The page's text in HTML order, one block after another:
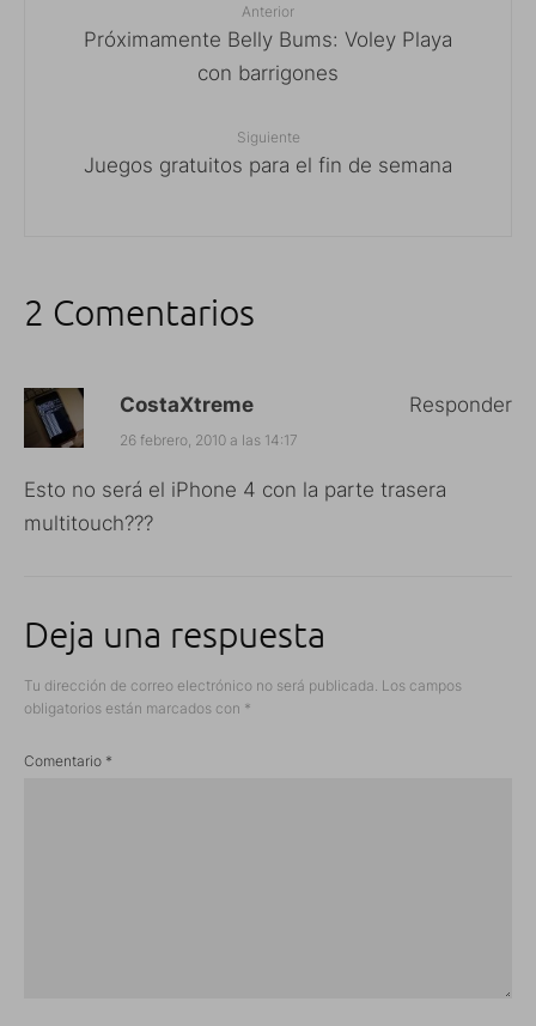
Anterior
Próximamente Belly Bums: Voley Playa
con barrigones
Siguiente
Juegos gratuitos para el fin de semana
2 Comentarios
CostaXtreme
26 febrero, 2010 a las 14:17
Esto no será el iPhone 4 con la parte trasera
multitouch???
Responder
Deja una respuesta
Tu dirección de correo electrónico no será publicada. Los campos
obligatorios están marcados con *
Comentario *